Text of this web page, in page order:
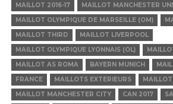
MAILLOT 2016-17
MAILLOT MANCHESTER
MAILLOT OLYMPIQUE DE MARSEILLE (OM)
MAILLOT THIRD
MAILLOT LIVERPOOL
MAILLOT OLYMPIQUE LYONNAIS (OL)
MAILLOT AS ROMA
BAYERN MUNICH
FRANCE
MAILLOTS EXTERIEURS
MAILLOT MANCHESTER CITY
CAN 2017